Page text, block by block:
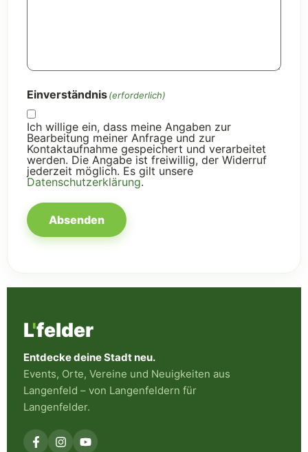
Einverständnis(erforderlich)
Ich willige ein, dass meine Angaben zur
Bearbeitung meiner Anfrage und zur
Kontaktaufnahme gespeichert und verarbeitet
werden. Die Angabe ist freiwillig, der Widerruf
jederzeit möglich. Es gilt unsere
Datenschutzerklärung.
Absenden
L'felder
Entdecke deine Stadt neu.
Events, Orte, Vereine und Neuigkeiten aus
Langenfeld – von Langenfeldern für
Langenfelder.